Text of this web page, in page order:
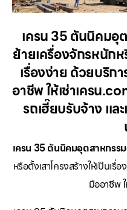
เครน 35 ตันนิคมอุ
ย้ายเครื่องจักรหนักห
เรื่องง่าย ด้วยบริก
อาชีพ ให้เช่าเครน
รถเฮี๊ยบรับจ้าง แล
เครน 35 ตันนิคมอุตสาหกรร
หรือตั้งเสาโครงสร้างให้เป็นเ
มืออาชีพ